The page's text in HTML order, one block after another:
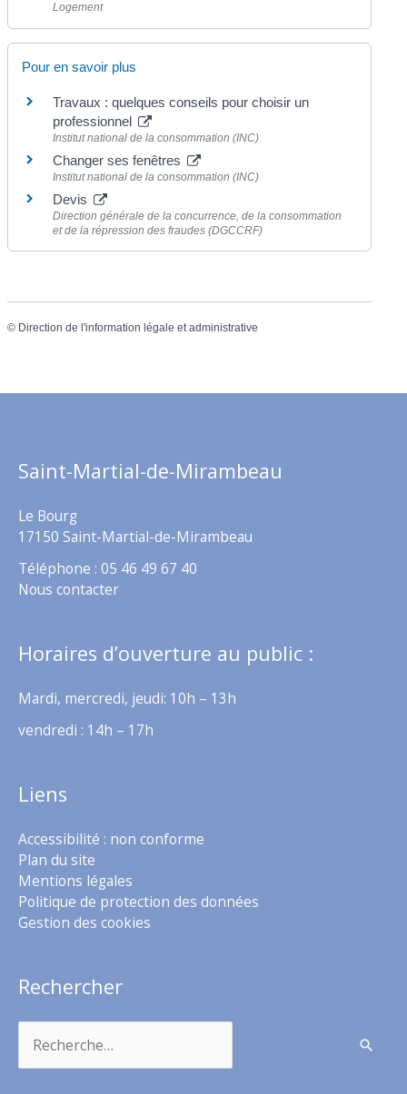
Logement
Pour en savoir plus
Travaux : quelques conseils pour choisir un
professionnel
Institut national de la consommation (INC)
Changer ses fenêtres
Institut national de la consommation (INC)
Devis
Direction générale de la concurrence, de la consommation
et de la répression des fraudes (DGCCRF)
© Direction de l'information légale et administrative
Saint-Martial-de-Mirambeau
Le Bourg
17150 Saint-Martial-de-Mirambeau
Téléphone : 05 46 49 67 40
Nous contacter
Horaires d’ouverture au public :
Mardi, mercredi, jeudi: 10h – 13h
vendredi : 14h – 17h
Liens
Accessibilité : non conforme
Plan du site
Mentions légales
Politique de protection des données
Gestion des cookies
Rechercher